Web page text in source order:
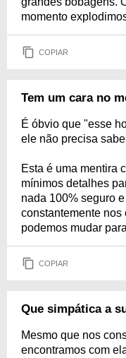
momento
COPIAR
Tem um cara no
É óbvio que "esse
ele não precisa
Esta é uma mentira
mínimos detalhes
nada 100% seguro
constantemente
podemos mudar
COPIAR
Que simpática a
Mesmo que nos
encontramos com